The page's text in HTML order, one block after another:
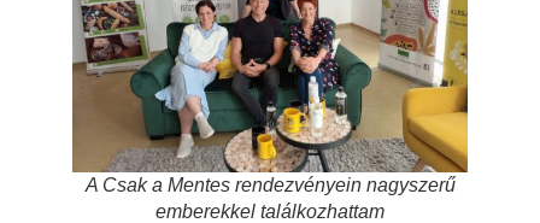
A Csak a Mentes rendezvényein nagyszerű
emberekkel találkozhattam